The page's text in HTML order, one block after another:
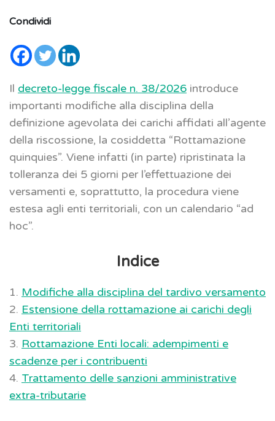
Condividi
Il decreto-legge fiscale n. 38/2026 introduce
importanti modifiche alla disciplina della
definizione agevolata dei carichi affidati all’agente
della riscossione, la cosiddetta “Rottamazione
quinquies”. Viene infatti (in parte) ripristinata la
tolleranza dei 5 giorni per l’effettuazione dei
versamenti e, soprattutto, la procedura viene
estesa agli enti territoriali, con un calendario “ad
hoc”.
Indice
1. Modifiche alla disciplina del tardivo versamento
2. Estensione della rottamazione ai carichi degli
Enti territoriali
3. Rottamazione Enti locali: adempimenti e
scadenze per i contribuenti
4. Trattamento delle sanzioni amministrative
extra-tributarie